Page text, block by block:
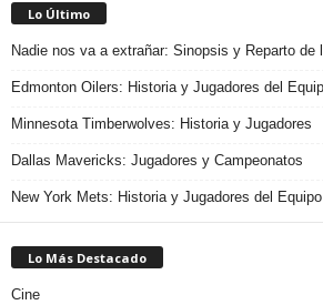
Lo Último
Nadie nos va a extrañar: Sinopsis y Reparto de
Edmonton Oilers: Historia y Jugadores del
Minnesota Timberwolves: Historia y Jugadores
Dallas Mavericks: Jugadores y Campeonatos
New York Mets: Historia y Jugadores del Equipo
Lo Más Destacado
Cine